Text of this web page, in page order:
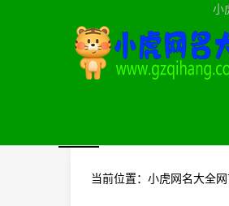
小
当前位置： 小虎网名大全